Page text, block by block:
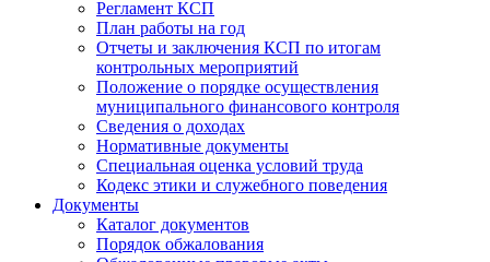
Регламент КСП
План работы на год
Отчеты и заключения КСП по итогам
контрольных мероприятий
Положение о порядке осуществления
муниципального финансового контроля
Сведения о доходах
Нормативные документы
Специальная оценка условий труда
Кодекс этики и служебного поведения
Документы
Каталог документов
Порядок обжалования